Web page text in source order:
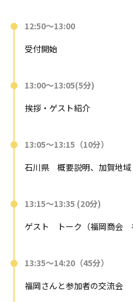
12:50～13:00
受付開始
13:00～13:05(5分)
挨拶・ゲスト紹介
13:05～13:15（10分）
石川県 概要説明、加賀地
13:15～13:35 (20分)
ゲスト トーク（福岡商会
13:35～14:20（45分）
福岡さんと参加者の交流会